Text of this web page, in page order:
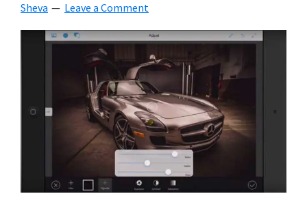
Traveling
Sheva Leave a Comment